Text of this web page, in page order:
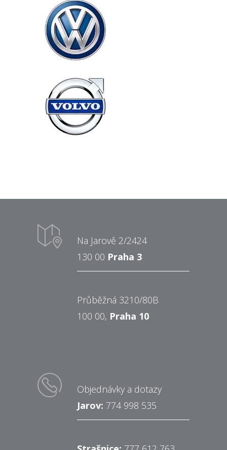
Na Jarově 2/2424
130 00 Praha 3
Průběžná 3210/80B
100 00, Praha 10
Objednávky a dotazy
Jarov: 774 998 535